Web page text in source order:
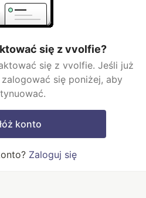
się z vvolfie?
się z vvolfie. Jeśli już
się poniżej, aby
konto
Zaloguj się